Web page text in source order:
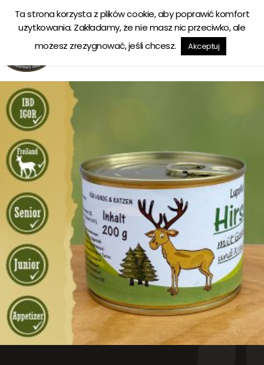
Ekologiczna karma tworzona w zgodzie z naturą
Ta strona korzysta z plików cookie, aby poprawić komfort
użytkowania. Zakładamy, że nie masz nic przeciwko, ale
możesz zrezygnować, jeśli chcesz.
Akceptuj